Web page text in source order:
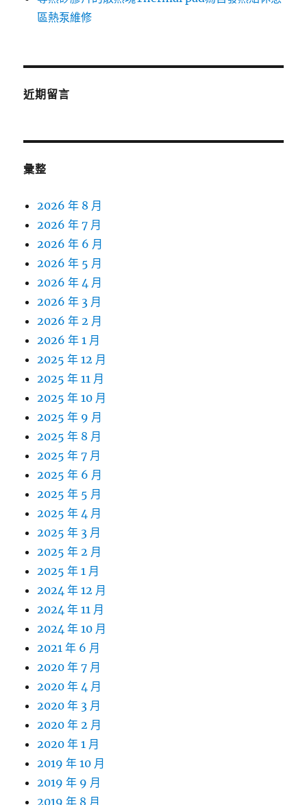
區熱泵維修
近期留言
彙整
2026 年 8 月
2026 年 7 月
2026 年 6 月
2026 年 5 月
2026 年 4 月
2026 年 3 月
2026 年 2 月
2026 年 1 月
2025 年 12 月
2025 年 11 月
2025 年 10 月
2025 年 9 月
2025 年 8 月
2025 年 7 月
2025 年 6 月
2025 年 5 月
2025 年 4 月
2025 年 3 月
2025 年 2 月
2025 年 1 月
2024 年 12 月
2024 年 11 月
2024 年 10 月
2021 年 6 月
2020 年 7 月
2020 年 4 月
2020 年 3 月
2020 年 2 月
2020 年 1 月
2019 年 10 月
2019 年 9 月
2019 年 8 月